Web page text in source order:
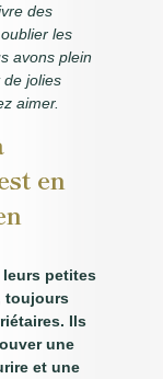
des
les
avons plein
de jolies
aimer.
en
petites
toujours
Ils
une
et une